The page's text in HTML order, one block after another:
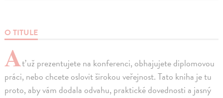
O TITULE
Ať už prezentujete na konferenci, obhajujete diplomovou
práci, nebo chcete oslovit širokou veřejnost. Tato kniha je tu
proto, aby vám dodala odvahu, praktické dovednosti a jasný